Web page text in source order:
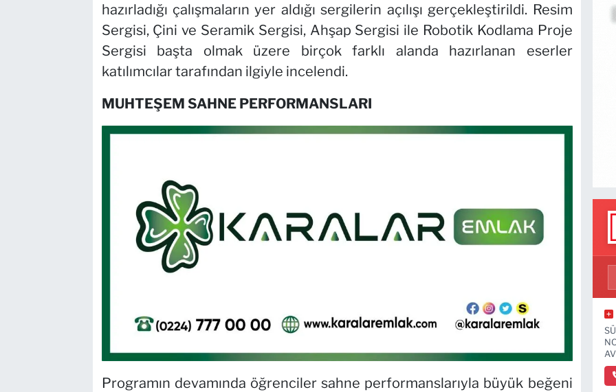
hazırladığı çalışmaların yer aldığı sergilerin açılışı gerçekleştirildi. Resim
Sergisi, Çini ve Seramik Sergisi, Ahşap Sergisi ile Robotik Kodlama Proje
Sergisi başta olmak üzere birçok farklı alanda hazırlanan eserler
katılımcılar tarafından ilgiyle incelendi.
MUHTEŞEM SAHNE PERFORMANSLARI
Programın devamında öğrenciler sahne performanslarıyla büyük beğeni